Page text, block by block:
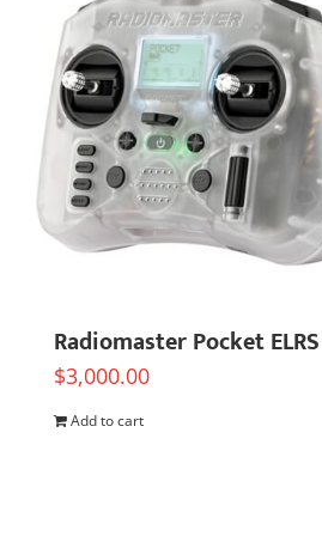
Radiomaster Pocket ELRS
$3,000.00
Add to cart